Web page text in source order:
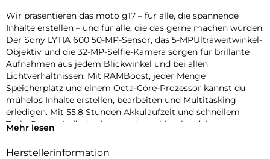
Wir präsentieren das moto g17 – für alle, die spannende
Inhalte erstellen – und für alle, die das gerne machen würden.
Der Sony LYTIA 600 50-MP-Sensor, das 5-MPUltraweitwinkel-
Objektiv und die 32-MP-Selfie-Kamera sorgen für brillante
Aufnahmen aus jedem Blickwinkel und bei allen
Lichtverhältnissen. Mit RAMBoost, jeder Menge
Speicherplatz und einem Octa-Core-Prozessor kannst du
mühelos Inhalte erstellen, bearbeiten und Multitasking
erledigen. Mit 55,8 Stunden Akkulaufzeit und schnellem
TurboPower-Aufladen kannst du problemlos deine
dir deine Creators,Reels und Videos auf einem scharfen,
Mehr lesen
Herstellerinformation